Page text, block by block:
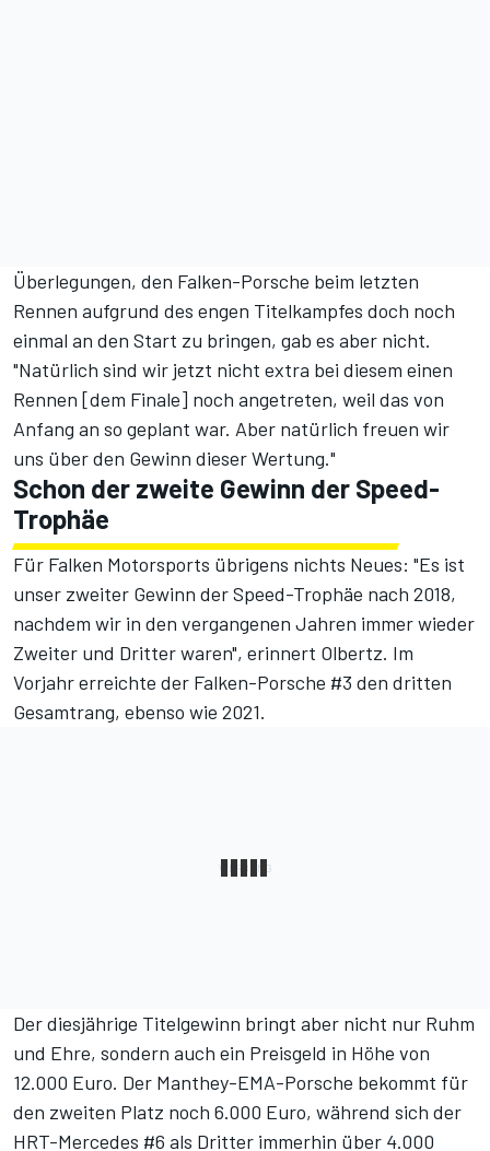
Überlegungen, den Falken-Porsche beim letzten
Rennen aufgrund des engen Titelkampfes doch noch
einmal an den Start zu bringen, gab es aber nicht.
"Natürlich sind wir jetzt nicht extra bei diesem einen
Rennen [dem Finale] noch angetreten, weil das von
Anfang an so geplant war. Aber natürlich freuen wir
uns über den Gewinn dieser Wertung."
Schon der zweite Gewinn der Speed-
Trophäe
Für Falken Motorsports übrigens nichts Neues: "Es ist
unser zweiter Gewinn der Speed-Trophäe nach 2018,
nachdem wir in den vergangenen Jahren immer wieder
Zweiter und Dritter waren", erinnert Olbertz. Im
Vorjahr erreichte der Falken-Porsche #3 den dritten
Gesamtrang, ebenso wie 2021.
Der diesjährige Titelgewinn bringt aber nicht nur Ruhm
und Ehre, sondern auch ein Preisgeld in Höhe von
12.000 Euro. Der Manthey-EMA-Porsche bekommt für
den zweiten Platz noch 6.000 Euro, während sich der
HRT-Mercedes #6 als Dritter immerhin über 4.000